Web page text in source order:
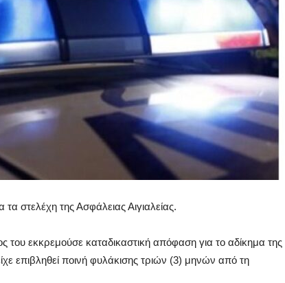
στελέχη της Ασφάλειας Αιγιαλείας.
εκκρεμούσε καταδικαστική απόφαση για το αδίκημα της
επιβληθεί ποινή φυλάκισης τριών (3) μηνών από τη